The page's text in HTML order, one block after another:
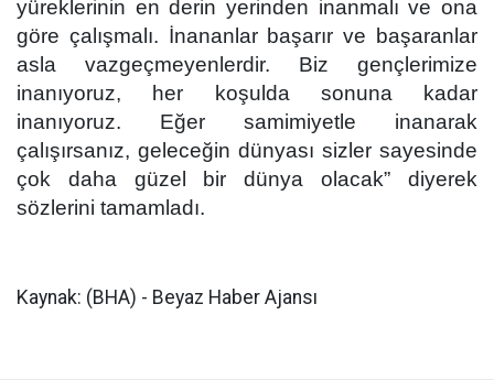
yüreklerinin en derin yerinden inanmalı ve ona
göre çalışmalı. İnananlar başarır ve başaranlar
asla vazgeçmeyenlerdir. Biz gençlerimize
inanıyoruz, her koşulda sonuna kadar
inanıyoruz. Eğer samimiyetle inanarak
çalışırsanız, geleceğin dünyası sizler sayesinde
çok daha güzel bir dünya olacak” diyerek
sözlerini tamamladı.
Kaynak: (BHA) - Beyaz Haber Ajansı